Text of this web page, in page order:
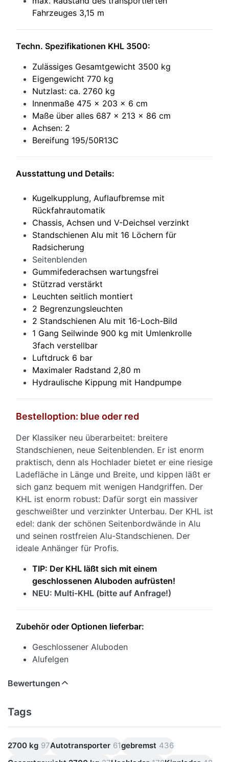
Fahrzeuges 3,15 m
Techn. Spezifikationen KHL 3500:
Zulässiges Gesamtgewicht 3500 kg
Eigengewicht 770 kg
Nutzlast: ca. 2760 kg
Innenmaße 475 x 203 x 6 cm
Maße über alles 687 x 213 x 86 cm
Achsen: 2
Bereifung 195/50R13C
Ausstattung und Details:
Kugelkupplung, Auflaufbremse mit
Rückfahrautomatik
Chassis, Achsen und V-Deichsel verzinkt
Standschienen Alu mit 16 Löchern für
Radsicherung
Seitenblenden
Gummifederachsen wartungsfrei
Stützrad verstärkt
Leuchten seitlich montiert
2 Begrenzungsleuchten
2 Standschienen Alu mit 16-Loch-Bild
1 Gang Seilwinde 900 kg mit Umlenkrolle
3fach verstellbar
Luftdruck 6 bar
Maximaler Radstand 2,80 m
Hydraulische Kippung mit Handpumpe
Bestelloption: blue oder red
Der Klassiker neu überarbeitet: breitere
Standschienen, neue Seitenblenden. Er ist enorm
praktisch, denn als Hochlader bietet er eine riesige
Ladefläche in Länge und Breite, und kippen läßt er
sich ganz bequem mit wenigen Handgriffen. Der
KHL ist enorm robust: Dafür sorgt ein massiver
geschweißter und verzinkter Unterbau. Der KHL ist
edel: dank der schönen Seitenbordwände in Alu
und seinen rostfreien Alu-Standschienen. Der
ideale Anhänger für Profis.
TIP: Der KHL läßt sich mit einem
geschlossenen Aluboden aufrüsten!
NEU: Multi-KHL (bitte auf Anfrage!)
Zubehör oder Optionen lieferbar:
Geschlossener Aluboden
Alufelgen
Bewertungen
Tags
2700 kg 97Autotransporter 61gebremst 436